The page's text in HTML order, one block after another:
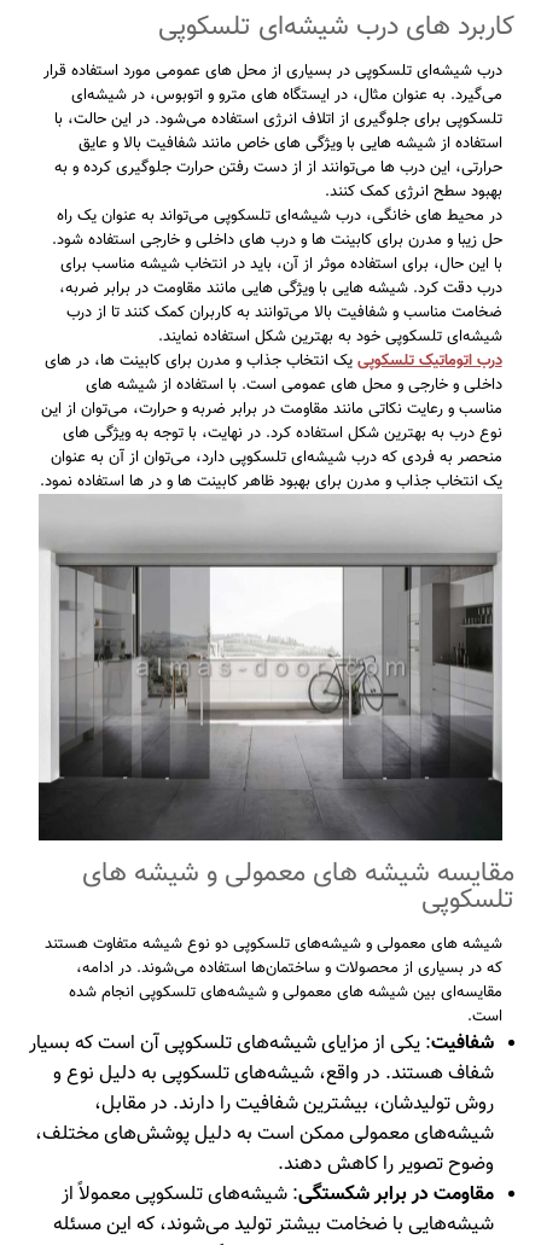
کاربرد های درب شیشه‌ای تلسکوپی
درب شیشه‌ای تلسکوپی در بسیاری از محل‌ های عمومی مورد استفاده قرار
می‌گیرد. به عنوان مثال، در ایستگاه‌ های مترو و اتوبوس، در شیشه‌ای
تلسکوپی برای جلوگیری از اتلاف انرژی استفاده می‌شود. در این حالت، با
استفاده از شیشه ‌هایی با ویژگی‌ های خاص مانند شفافیت بالا و عایق
حرارتی، این درب ‌ها می‌توانند از از دست رفتن حرارت جلوگیری کرده و به
بهبود سطح انرژی کمک کنند.
در محیط‌ های خانگی، درب شیشه‌ای تلسکوپی می‌تواند به عنوان یک راه
حل زیبا و مدرن برای کابینت ‌ها و درب ‌های داخلی و خارجی استفاده شود.
با این حال، برای استفاده موثر از آن، باید در انتخاب شیشه مناسب برای
درب دقت کرد. شیشه ‌هایی با ویژگی‌ هایی مانند مقاومت در برابر ضربه،
ضخامت مناسب و شفافیت بالا می‌توانند به کاربران کمک کنند تا از درب
شیشه‌ای تلسکوپی خود به بهترین شکل استفاده نمایند.
درب اتوماتیک تلسکوپی یک انتخاب جذاب و مدرن برای کابینت‌ ها، در ‌های
داخلی و خارجی و محل ‌های عمومی است. با استفاده از شیشه‌ های
مناسب و رعایت نکاتی مانند مقاومت در برابر ضربه و حرارت، می‌توان از این
نوع درب به بهترین شکل استفاده کرد. در نهایت، با توجه به ویژگی ‌های
منحصر به فردی که درب شیشه‌ای تلسکوپی دارد، می‌توان از آن به عنوان
یک انتخاب جذاب و مدرن برای بهبود ظاهر کابینت ‌ها و در ‌ها استفاده نمود.
مقایسه شیشه های معمولی و شیشه های
تلسکوپی
شیشه‌ های معمولی و شیشه‌های تلسکوپی دو نوع شیشه متفاوت هستند
که در بسیاری از محصولات و ساختمان‌ها استفاده می‌شوند. در ادامه،
مقایسه‌ای بین شیشه ‌های معمولی و شیشه‌های تلسکوپی انجام شده
است.
شفافیت: یکی از مزایای شیشه‌های تلسکوپی آن است که بسیار
شفاف هستند. در واقع، شیشه‌های تلسکوپی به دلیل نوع و
روش تولیدشان، بیشترین شفافیت را دارند. در مقابل،
شیشه‌های معمولی ممکن است به دلیل پوشش‌های مختلف،
وضوح تصویر را کاهش دهند.
مقاومت در برابر شکستگی: شیشه‌های تلسکوپی معمولاً از
شیشه‌هایی با ضخامت بیشتر تولید می‌شوند، که این مسئله